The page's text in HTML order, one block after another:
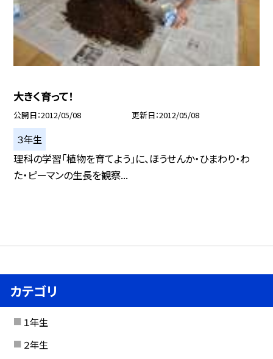
大きく育って！
公開日 2012/05/08 更新日 2012/05/08
３年生
理科の学習「植物を育てよう」に、ほうせんか・ひまわり・わ
た・ピーマンの生長を観察...
カテゴリ
１年生
２年生